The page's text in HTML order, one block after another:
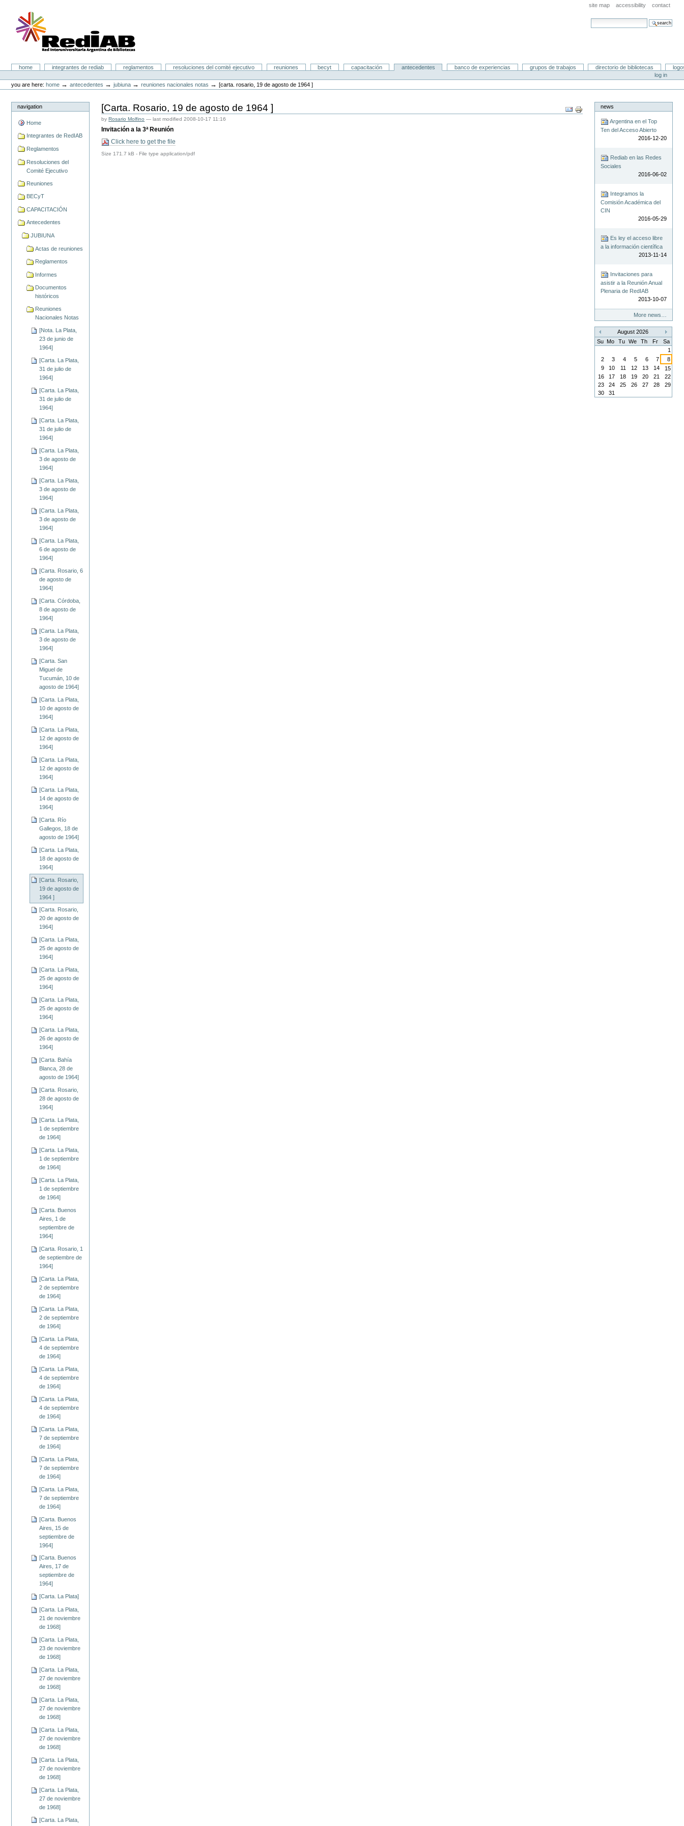
content.
site map accessibility contact
search site
Portal RedIAB
Sectionshome integrantes de rediab reglamentos resoluciones del comité ejecutivo reuniones becyt capacitación antecedentes banco de experiencias grupos de trabajos directorio de bibliotecas
tools
log in
you are here: home →antecedentes →jubiuna →reuniones nacionales notas →[carta. rosario, 19 de agosto de 1964 ]
navigation
Home
Integrantes de RedIAB
Reglamentos
Resoluciones del
Comité Ejecutivo
Reuniones
BECyT
CAPACITACIÓN
Antecedentes
JUBIUNA
Actas de reuniones
Reglamentos
Informes
Documentos
históricos
Reuniones
Nacionales Notas
[Nota. La Plata,
23 de junio de
1964]
[Carta. La Plata,
31 de julio de
1964]
[Carta. La Plata,
31 de julio de
1964]
[Carta. La Plata,
31 de julio de
1964]
[Carta. La Plata,
3 de agosto de
1964]
[Carta. La Plata,
3 de agosto de
1964]
[Carta. La Plata,
3 de agosto de
1964]
[Carta. La Plata,
6 de agosto de
1964]
[Carta. Rosario, 6
de agosto de
1964]
[Carta. Córdoba,
8 de agosto de
1964]
[Carta. La Plata,
3 de agosto de
1964]
[Carta. San
Miguel de
Tucumán, 10 de
agosto de 1964]
[Carta. La Plata,
10 de agosto de
1964]
[Carta. La Plata,
12 de agosto de
1964]
[Carta. La Plata,
12 de agosto de
1964]
[Carta. La Plata,
14 de agosto de
1964]
[Carta. Río
Gallegos, 18 de
agosto de 1964]
[Carta. La Plata,
18 de agosto de
1964]
[Carta. Rosario,
19 de agosto de
1964 ]
[Carta. Rosario,
20 de agosto de
1964]
[Carta. La Plata,
25 de agosto de
1964]
[Carta. La Plata,
25 de agosto de
1964]
[Carta. La Plata,
25 de agosto de
1964]
[Carta. La Plata,
26 de agosto de
1964]
[Carta. Bahía
Blanca, 28 de
agosto de 1964]
[Carta. Rosario,
28 de agosto de
1964]
[Carta. La Plata,
1 de septiembre
de 1964]
[Carta. La Plata,
1 de septiembre
de 1964]
[Carta. La Plata,
1 de septiembre
de 1964]
[Carta. Buenos
Aires, 1 de
septiembre de
1964]
[Carta. Rosario, 1
de septiembre de
1964]
[Carta. La Plata,
2 de septiembre
de 1964]
[Carta. La Plata,
2 de septiembre
de 1964]
[Carta. La Plata,
4 de septiembre
de 1964]
[Carta. La Plata,
4 de septiembre
de 1964]
[Carta. La Plata,
4 de septiembre
de 1964]
[Carta. La Plata,
7 de septiembre
de 1964]
[Carta. La Plata,
7 de septiembre
de 1964]
[Carta. La Plata,
7 de septiembre
de 1964]
[Carta. Buenos
Aires, 15 de
septiembre de
1964]
[Carta. Buenos
Aires, 17 de
septiembre de
1964]
[Carta. La Plata]
[Carta. La Plata,
21 de noviembre
de 1968]
[Carta. La Plata,
23 de noviembre
de 1968]
[Carta. La Plata,
27 de noviembre
de 1968]
[Carta. La Plata,
27 de noviembre
de 1968]
[Carta. La Plata,
27 de noviembre
de 1968]
[Carta. La Plata,
27 de noviembre
de 1968]
[Carta. La Plata,
27 de noviembre
de 1968]
[Carta. La Plata,
Document
Actions
[Carta. Rosario, 19 de agosto de 1964 ]
by Rosario Molfino — last modified2008-10-17 11:16
Invitación a la 3ª Reunión
Click here to get the file
Size 171.7 kB -File typeapplication/pdf
news
Argentina en el Top
Ten del Acceso Abierto
2016-12-20
Rediab en las Redes
Sociales
2016-06-02
Integramos la
Comisión Académica del
CIN
2016-05-29
Es ley el acceso libre
a la información científica
2013-11-14
Invitaciones para
asistir a la Reunión Anual
Plenaria de RedIAB
2013-10-07
More news…
«
August 2026
»
Su Mo Tu We Th Fr
Sa
1
2
3 4 5 6 7
8
9
10 11 12 13 14
15
16
17 18 19 20 21
22
23
24 25 26 27 28
29
30
31